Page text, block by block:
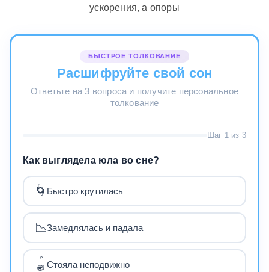
ускорения, а опоры
БЫСТРОЕ ТОЛКОВАНИЕ
Расшифруйте свой сон
Ответьте на 3 вопроса и получите персональное
толкование
Шаг 1 из 3
Как выглядела юла во сне?
🌀 Быстро крутилась
📉Замедлялась и падала
🪀 Стояла неподвижно